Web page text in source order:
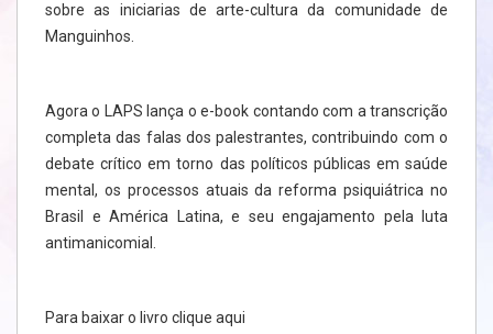
sobre as iniciarias de arte-cultura da comunidade de
Manguinhos.
Agora o LAPS lança o e-book contando com a transcrição
completa das falas dos palestrantes, contribuindo com o
debate crítico em torno das políticos públicas em saúde
mental, os processos atuais da reforma psiquiátrica no
Brasil e América Latina, e seu engajamento pela luta
antimanicomial.
Para baixar o livro clique aqui